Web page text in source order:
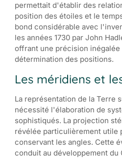
permettait d'établir des
position des étoiles et le
bond considérable avec
les années 1730 par John
offrant une précision
détermination des positions.
Les méridiens et
La représentation de la Terre
nécessité l'élaboration de
sophistiqués. La projection
révélée particulièrement utile
conservant les angles. Cette
conduit au développement du